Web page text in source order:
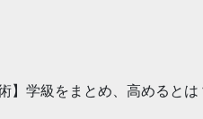
】学級をまとめ、高めると